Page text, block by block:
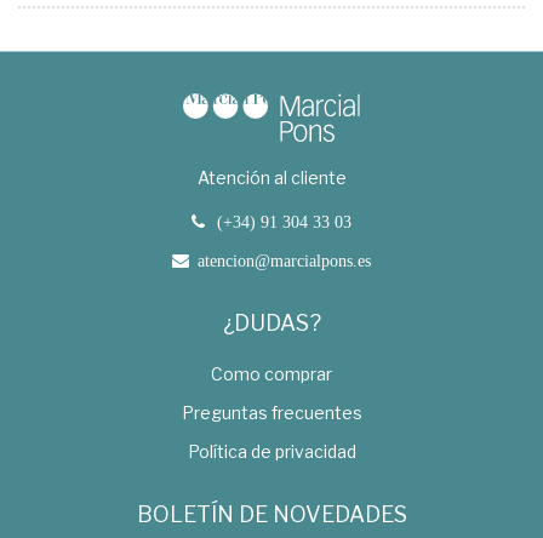
Atención al cliente
(+34) 91 304 33 03
atencion@marcialpons.es
¿DUDAS?
Como comprar
Preguntas frecuentes
Política de privacidad
BOLETÍN DE NOVEDADES